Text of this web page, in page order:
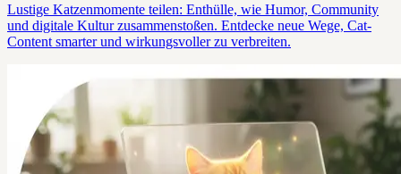
Lustige Katzenmomente teilen: Enthülle, wie Humor, Community
und digitale Kultur zusammenstoßen. Entdecke neue Wege, Cat-
Content smarter und wirkungsvoller zu verbreiten.